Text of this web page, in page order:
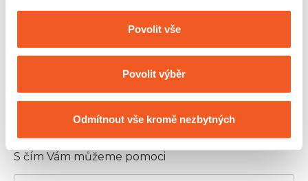
Povolit vše
Povolit výběr
Odmítnout vše kromě nezbytných
Předmět poptávky*
S čím Vám můžeme pomoci